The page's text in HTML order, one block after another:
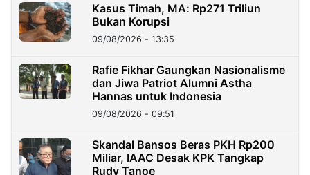
Kasus Timah, MA: Rp271 Triliun
Bukan Korupsi
09/08/2026 - 13:35
Rafie Fikhar Gaungkan Nasionalisme
dan Jiwa Patriot Alumni Astha
Hannas untuk Indonesia
09/08/2026 - 09:51
Skandal Bansos Beras PKH Rp200
Miliar, IAAC Desak KPK Tangkap
Rudy Tanoe